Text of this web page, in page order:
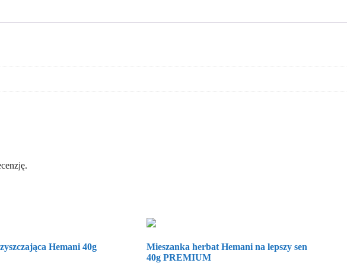
Hemani 40g
Mieszanka herbat Hemani na lepszy sen
40g PREMIUM